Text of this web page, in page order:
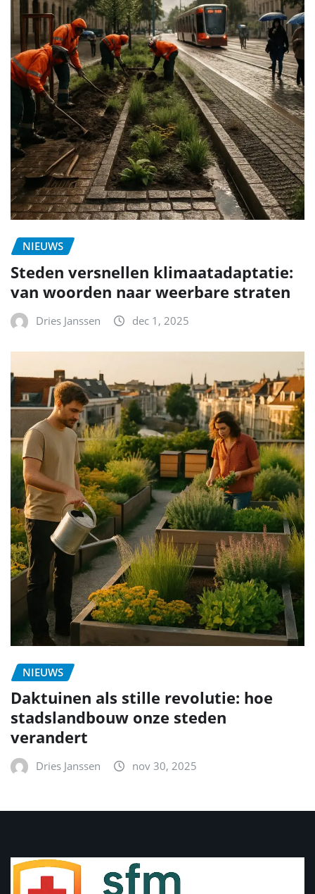
NIEUWS
Steden versnellen klimaatadaptatie:
van woorden naar weerbare straten
Dries Janssen dec 1, 2025
NIEUWS
Daktuinen als stille revolutie: hoe
stadslandbouw onze steden
verandert
Dries Janssen nov 30, 2025